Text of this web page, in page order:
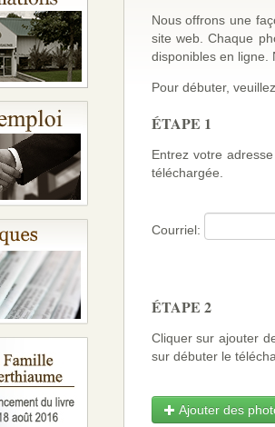
Nous offrons une
site web. Chaque
disponibles en ligne.
Pour débuter,
ÉTAPE 1
Entrez votre
téléchargée.
Courriel:
ÉTAPE 2
Cliquer sur ajouter
sur débuter le
Ajouter des